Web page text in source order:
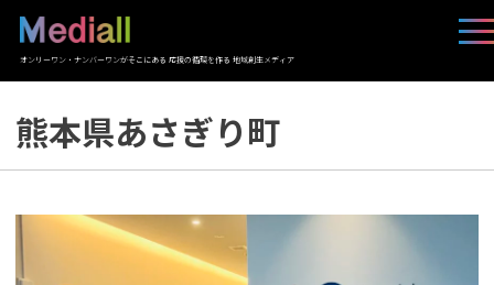
オンリーワン・ナンバーワンがそこにある 応援の循環を作る 地域創生メディア
熊本県あさぎり町